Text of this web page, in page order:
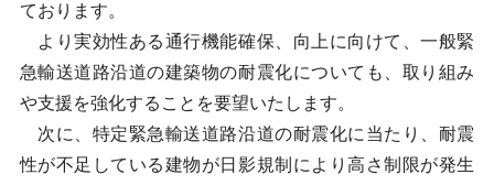
ております。
より実効性ある通行機能確保、向上に向けて、一般緊
急輸送道路沿道の建築物の耐震化についても、取り組み
や支援を強化することを要望いたします。
次に、特定緊急輸送道路沿道の耐震化に当たり、耐震
性が不足している建物が日影規制により高さ制限が発生